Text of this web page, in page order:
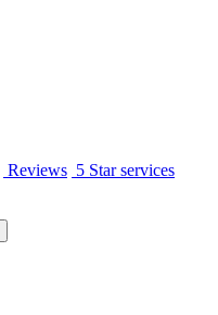
Reviews 5 Star services